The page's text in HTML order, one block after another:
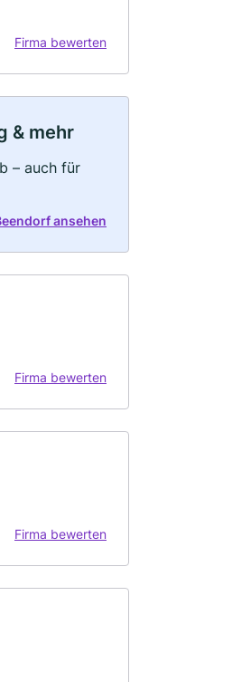
Firma bewerten
& mehr
– auch für
ansehen
Firma bewerten
Firma bewerten